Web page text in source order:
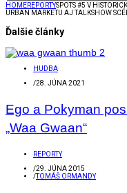
HOMEREPORTYSPOTS #5 V
URBAN MARKETU AJ TALKSHOW
Ďalšie články
HUDBA
/28. JÚNA 2021
Ego a Pokyman
„Waa Gwaan“
REPORTY
/29. JÚNA 2015
/TOMÁŠ ORMANDY